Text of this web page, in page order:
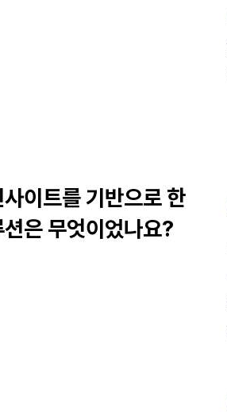
이트를 기반으로 한
은 무엇이었나요?